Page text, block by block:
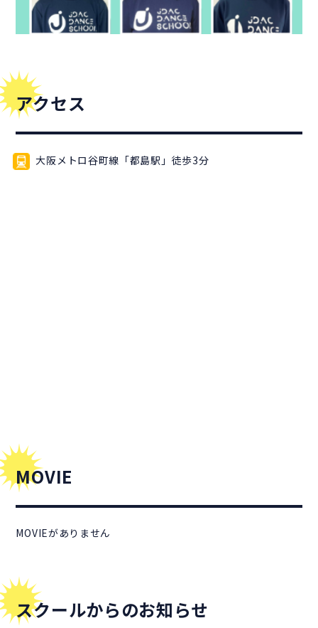
アクセス
大阪メトロ谷町線「都島駅」徒歩3分
MOVIE
MOVIEがありません
スクールからのお知らせ